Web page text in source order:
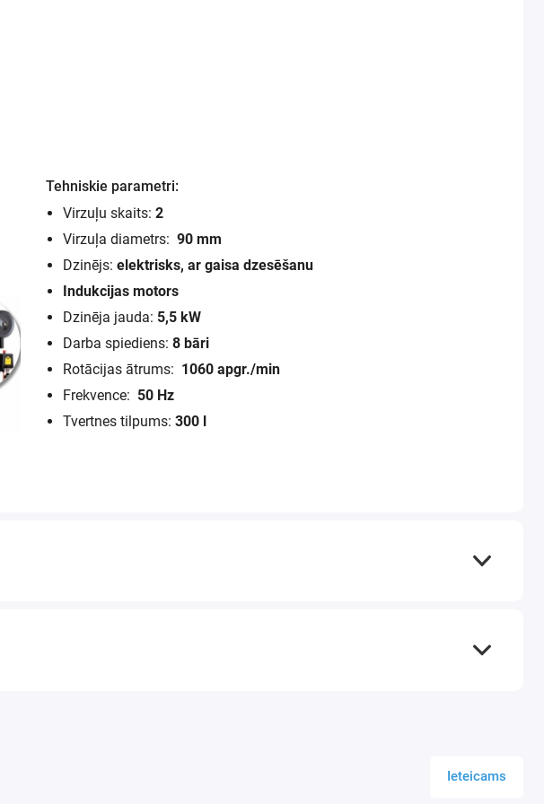
Tehniskie parametri:
Virzuļu skaits: 2
Virzuļa diametrs: 90 mm
Dzinējs: elektrisks, ar gaisa dzesēšanu
Indukcijas motors
Dzinēja jauda: 5,5 kW
Darba spiediens: 8 bāri
Rotācijas ātrums: 1060 apgr./min
Frekvence: 50 Hz
Tvertnes tilpums: 300 l
Ieteicams